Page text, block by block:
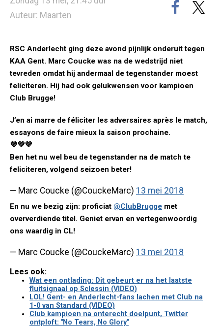
Auteur: Maarten
RSC Anderlecht ging deze avond pijnlijk onderuit tegen
KAA Gent. Marc Coucke was na de wedstrijd niet
tevreden omdat hij andermaal de tegenstander moest
feliciteren. Hij had ook gelukwensen voor kampioen
Club Brugge!
J’en ai marre de féliciter les adversaires après le match,
essayons de faire mieux la saison prochaine.
💜💜💜
Ben het nu wel beu de tegenstander na de match te
feliciteren, volgend seizoen beter!
— Marc Coucke (@CouckeMarc) 13 mei 2018
En nu we bezig zijn: proficiat @ClubBrugge met
oververdiende titel. Geniet ervan en vertegenwoordig
ons waardig in CL!
— Marc Coucke (@CouckeMarc) 13 mei 2018
Lees ook:
Wat een ontlading: Dit gebeurt er na het laatste
fluitsignaal op Sclessin (VIDEO)
LOL! Gent- en Anderlecht-fans lachen met Club na
1-0 van Standard (VIDEO)
Club kampioen na onterecht doelpunt, Twitter
ontploft: "No Tears, No Glory"